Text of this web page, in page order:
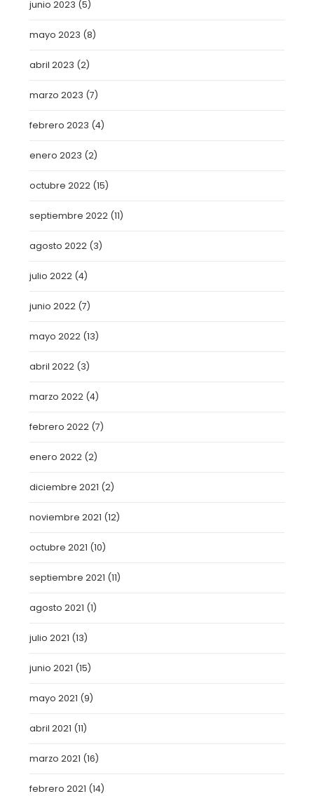
junio 2023 (5)
mayo 2023 (8)
abril 2023 (2)
marzo 2023 (7)
febrero 2023 (4)
enero 2023 (2)
octubre 2022 (15)
septiembre 2022 (11)
agosto 2022 (3)
julio 2022 (4)
junio 2022 (7)
mayo 2022 (13)
abril 2022 (3)
marzo 2022 (4)
febrero 2022 (7)
enero 2022 (2)
diciembre 2021 (2)
noviembre 2021 (12)
octubre 2021 (10)
septiembre 2021 (11)
agosto 2021 (1)
julio 2021 (13)
junio 2021 (15)
mayo 2021 (9)
abril 2021 (11)
marzo 2021 (16)
febrero 2021 (14)